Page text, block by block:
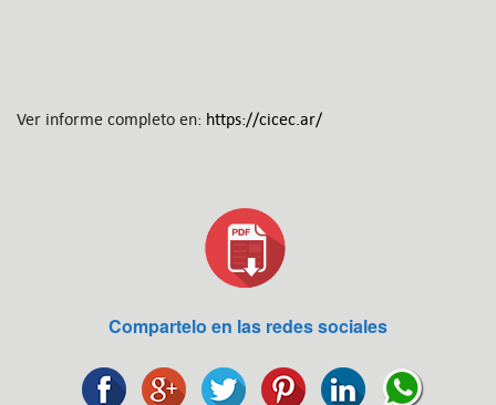
Ver informe completo en: https://cicec.ar/
Compartelo en las redes sociales